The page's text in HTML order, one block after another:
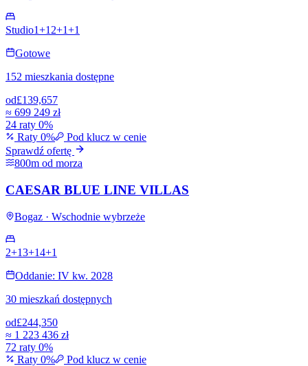
Studio1+1 2+1+1
Gotowe
152 mieszkania dostępne
od£139,657
≈ 699 249 zł
24 raty 0%
Raty 0%
Pod klucz w cenie
Sprawdź ofertę
800m od morza
CAESAR BLUE LINE VILLAS
Bogaz · Wschodnie wybrzeże
2+13+14+1
Oddanie: IV kw. 2028
30 mieszkań dostępnych
od£244,350
≈ 1 223 436 zł
72 raty 0%
Raty 0%
Pod klucz w cenie